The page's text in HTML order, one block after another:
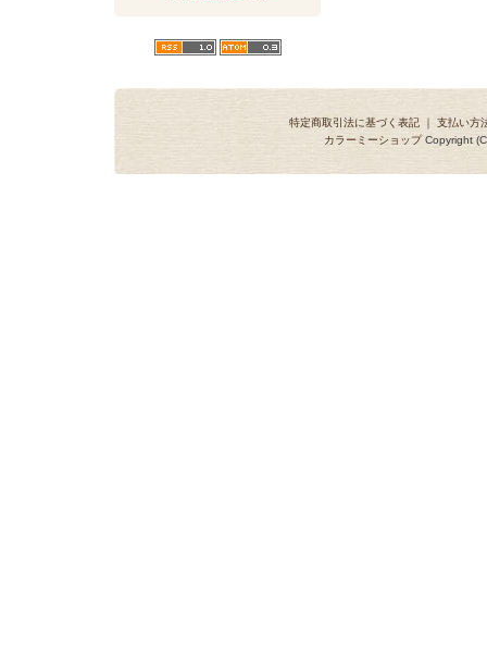
特定商取引法に基づく表記 ｜ 支払い方
カラーミーショップCopyright